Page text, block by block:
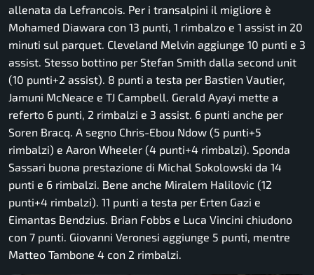
allenata da Lefrancois. Per i transalpini il migliore è
Mohamed Diawara con 13 punti, 1 rimbalzo e 1 assist in 20
minuti sul parquet. Cleveland Melvin aggiunge 10 punti e 3
assist. Stesso bottino per Stefan Smith dalla second unit
(10 punti+2 assist). 8 punti a testa per Bastien Vautier,
Jamuni McNeace e TJ Campbell. Gerald Ayayi mette a
referto 6 punti, 2 rimbalzi e 3 assist. 6 punti anche per
Soren Bracq. A segno Chris-Ebou Ndow (5 punti+5
rimbalzi) e Aaron Wheeler (4 punti+4 rimbalzi). Sponda
Sassari buona prestazione di Michal Sokolowski da 14
punti e 6 rimbalzi. Bene anche Miralem Halilovic (12
punti+4 rimbalzi). 11 punti a testa per Erten Gazi e
Eimantas Bendzius. Brian Fobbs e Luca Vincini chiudono
con 7 punti. Giovanni Veronesi aggiunge 5 punti, mentre
Matteo Tambone 4 con 2 rimbalzi.